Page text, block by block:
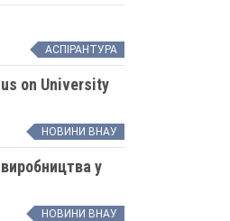
АСПІРАНТУРА
on University
НОВИНИ ВНАУ
у
НОВИНИ ВНАУ